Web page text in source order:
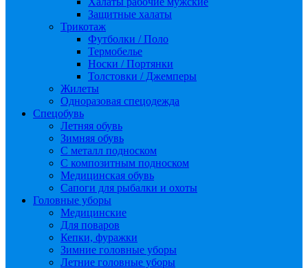
Защитные халаты
Трикотаж
Футболки / Поло
Термобелье
Носки / Портянки
Толстовки / Джемперы
Жилеты
Одноразовая спецодежда
Спецобувь
Летняя обувь
Зимняя обувь
С металл подноском
С композитным подноском
Медицинская обувь
Сапоги для рыбалки и охоты
Головные уборы
Медицинские
Для поваров
Кепки, фуражки
Зимние головные уборы
Летние головные уборы